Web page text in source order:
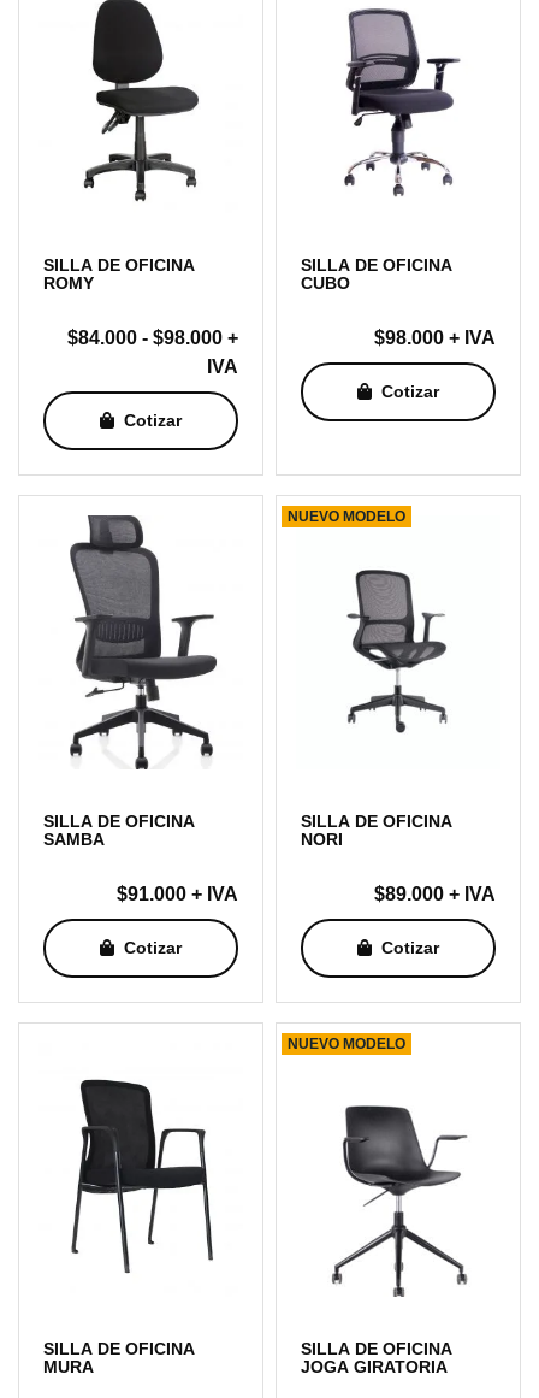
SILLA DE OFICINA
ROMY
$84.000 - $98.000Rango
de
precios:
desde
$84.000
hasta
$98.000
+
IVA
Cotizar
SILLA DE OFICINA
CUBO
$98.000 + IVA
Cotizar
SILLA DE OFICINA
SAMBA
$91.000 + IVA
Cotizar
SILLA DE OFICINA
NORI
$89.000 + IVA
NUEVO MODELO
Cotizar
SILLA DE OFICINA
MURA
SILLA DE OFICINA
JOGA GIRATORIA
NUEVO MODELO